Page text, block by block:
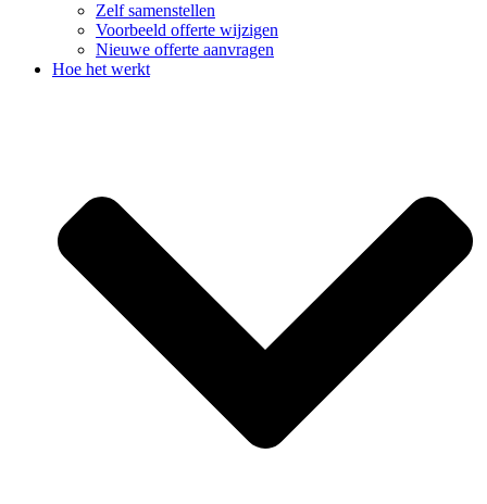
Zelf samenstellen
Voorbeeld offerte wijzigen
Nieuwe offerte aanvragen
Hoe het werkt